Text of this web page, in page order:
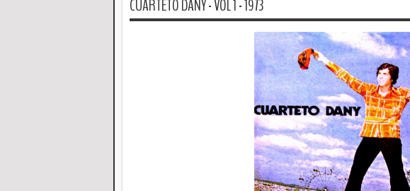
CUARTETO DANY - VOL 1 - 1973